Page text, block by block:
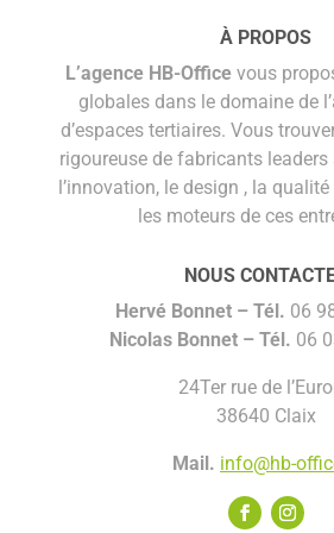
À PROPOS
L’agence HB-Office vous
globales dans le domaine de
d’espaces tertiaires. Vous
rigoureuse de fabricants leaders
l’innovation, le design , la
les moteurs de ces
NOUS
Hervé Bonnet –Tél. 06
Nicolas Bonnet – Tél. 06
24Ter rue de
38640 Claix
Mail. info@hb-